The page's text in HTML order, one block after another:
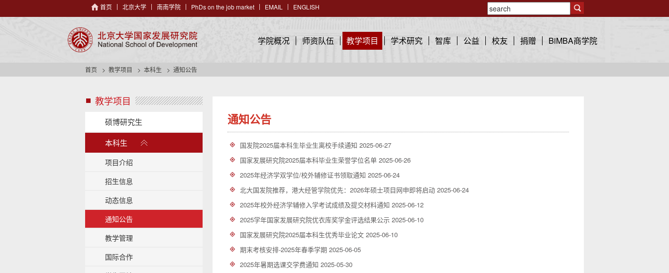
首页 北京大学 南南学院 PhDs on the job market EMAIL ENGLISH
学院概况 师资队伍 教学项目 学术研究 智库 公益 校友 捐赠 BiMBA商学院
首页 教学项目 本科生 通知公告
教学项目 s
d
e
a
e
b
硕博研究生
本科生
开
项目介绍
招生信息
动态信息
通知公告
教学管理
国际合作
通知公告
国发院2025届本科生毕业生离校手续通知 2025-06-27
国家发展研究院2025届本科毕业生荣誉学位名单 2025-06-26
2025年经济学双学位/校外辅修证书领取通知 2025-06-24
北大国发院推荐，港大经管学院优先：2026年硕士项目网申即将启动 2025-06-24
2025年校外经济学辅修入学考试成绩及提交材料通知 2025-06-12
2025学年国家发展研究院优衣库奖学金评选结果公示 2025-06-10
国家发展研究院2025届本科生优秀毕业论文 2025-06-10
期末考核安排-2025年春季学期 2025-06-05
2025年暑期选课交学费通知 2025-05-30